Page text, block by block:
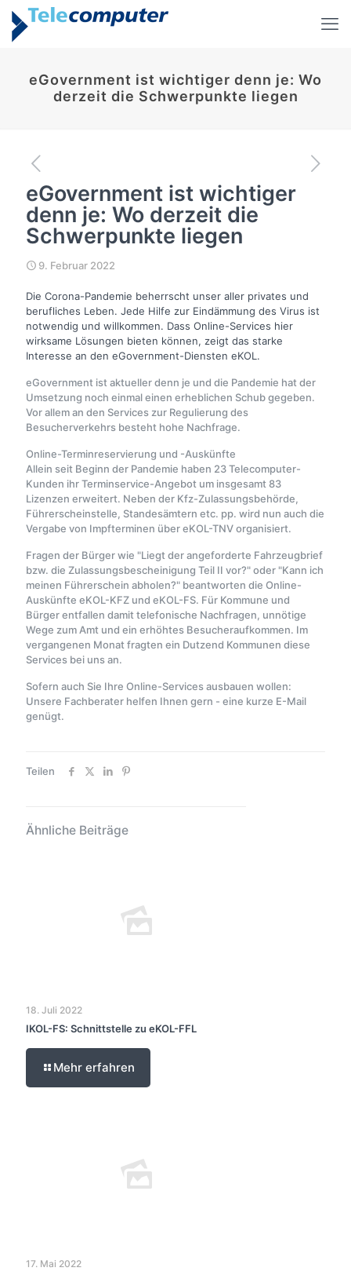
eGovernment ist wichtiger denn je: Wo
derzeit die Schwerpunkte liegen
eGovernment ist wichtiger
denn je: Wo derzeit die
Schwerpunkte liegen
9. Februar 2022
Die Corona-Pandemie beherrscht unser aller privates und
berufliches Leben. Jede Hilfe zur Eindämmung des Virus ist
notwendig und willkommen. Dass Online-Services hier
wirksame Lösungen bieten können, zeigt das starke
Interesse an den eGovernment-Diensten eKOL.
eGovernment ist aktueller denn je und die Pandemie hat der
Umsetzung noch einmal einen erheblichen Schub gegeben.
Vor allem an den Services zur Regulierung des
Besucherverkehrs besteht hohe Nachfrage.
Online-Terminreservierung und -Auskünfte
Allein seit Beginn der Pandemie haben 23 Telecomputer-
Kunden ihr Terminservice-Angebot um insgesamt 83
Lizenzen erweitert. Neben der Kfz-Zulassungsbehörde,
Führerscheinstelle, Standesämtern etc. pp. wird nun auch die
Vergabe von Impfterminen über eKOL-TNV organisiert.
Fragen der Bürger wie "Liegt der angeforderte Fahrzeugbrief
bzw. die Zulassungsbescheinigung Teil II vor?" oder "Kann ich
meinen Führerschein abholen?" beantworten die Online-
Auskünfte eKOL-KFZ und eKOL-FS. Für Kommune und
Bürger entfallen damit telefonische Nachfragen, unnötige
Wege zum Amt und ein erhöhtes Besucheraufkommen. Im
vergangenen Monat fragten ein Dutzend Kommunen diese
Services bei uns an.
Sofern auch Sie Ihre Online-Services ausbauen wollen:
Unsere Fachberater helfen Ihnen gern - eine kurze E-Mail
genügt.
Teilen
Ähnliche Beiträge
18. Juli 2022
IKOL-FS: Schnittstelle zu eKOL-FFL
Mehr erfahren
17. Mai 2022